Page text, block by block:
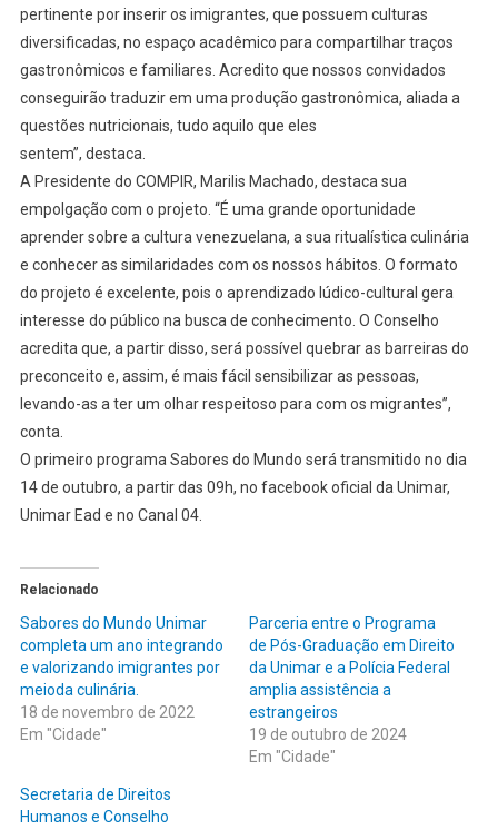
pertinente por inserir os imigrantes, que possuem culturas
diversificadas, no espaço acadêmico para compartilhar traços
gastronômicos e familiares. Acredito que nossos convidados
conseguirão traduzir em uma produção gastronômica, aliada a
questões nutricionais, tudo aquilo que eles
sentem”, destaca.
A Presidente do COMPIR, Marilis Machado, destaca sua
empolgação com o projeto. “É uma grande oportunidade
aprender sobre a cultura venezuelana, a sua ritualística culinária
e conhecer as similaridades com os nossos hábitos. O formato
do projeto é excelente, pois o aprendizado lúdico-cultural gera
interesse do público na busca de conhecimento. O Conselho
acredita que, a partir disso, será possível quebrar as barreiras do
preconceito e, assim, é mais fácil sensibilizar as pessoas,
levando-as a ter um olhar respeitoso para com os migrantes”,
conta.
O primeiro programa Sabores do Mundo será transmitido no dia
14 de outubro, a partir das 09h, no facebook oficial da Unimar,
Unimar Ead e no Canal 04.
Relacionado
Sabores do Mundo Unimar
completa um ano integrando
e valorizando imigrantes por
meioda culinária.
18 de novembro de 2022
Em "Cidade"
Parceria entre o Programa
de Pós-Graduação em Direito
da Unimar e a Polícia Federal
amplia assistência a
estrangeiros
19 de outubro de 2024
Em "Cidade"
Secretaria de Direitos
Humanos e Conselho